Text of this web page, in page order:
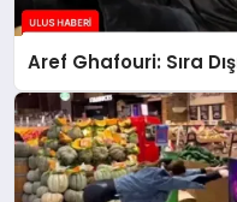
Aref Ghafouri: Sıra